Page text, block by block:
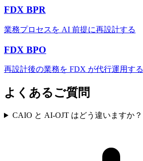
FDX BPR
業務プロセスを AI 前提に再設計する
FDX BPO
再設計後の業務を FDX が代行運用する
よく​ある​ご質問
CAIO と AI-OJT はどう違いますか？